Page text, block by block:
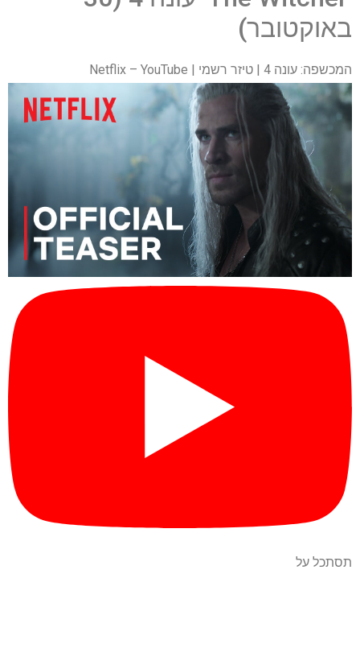
באוקטובר)
המכשפה: עונה 4 | טיזר רשמי | Netflix – YouTube
תסתכל על